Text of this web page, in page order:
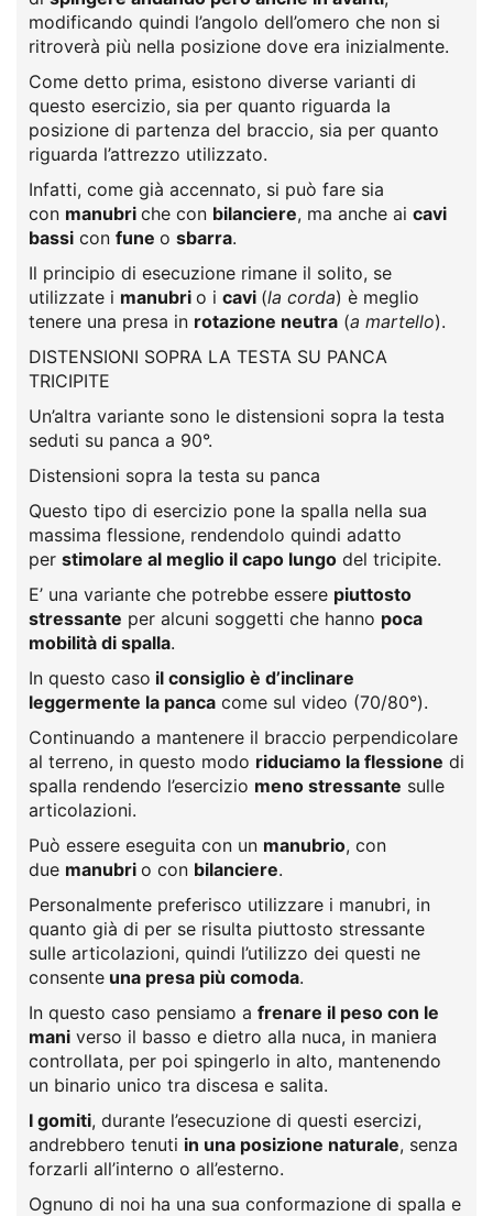
modificando quindi l’angolo dell’omero che non si
ritroverà più nella posizione dove era inizialmente.
Come detto prima, esistono diverse varianti di
questo esercizio, sia per quanto riguarda la
posizione di partenza del braccio, sia per quanto
riguarda l’attrezzo utilizzato.
Infatti, come già accennato, si può fare sia
con manubri che con bilanciere, ma anche ai cavi
bassi con fune o sbarra.
Il principio di esecuzione rimane il solito, se
utilizzate i manubri o i cavi (la corda) è meglio
tenere una presa in rotazione neutra (a martello).
DISTENSIONI SOPRA LA TESTA SU PANCA
TRICIPITE
Un’altra variante sono le distensioni sopra la testa
seduti su panca a 90°.
Distensioni sopra la testa su panca
Questo tipo di esercizio pone la spalla nella sua
massima flessione, rendendolo quindi adatto
per stimolare al meglio il capo lungo del tricipite.
E’ una variante che potrebbe essere piuttosto
stressante per alcuni soggetti che hanno poca
mobilità di spalla.
In questo caso il consiglio è d’inclinare
leggermente la panca come sul video (70/80°).
Continuando a mantenere il braccio perpendicolare
al terreno, in questo modo riduciamo la flessione di
spalla rendendo l’esercizio meno stressante sulle
articolazioni.
Può essere eseguita con un manubrio, con
due manubri o con bilanciere.
Personalmente preferisco utilizzare i manubri, in
quanto già di per se risulta piuttosto stressante
sulle articolazioni, quindi l’utilizzo dei questi ne
consente una presa più comoda.
In questo caso pensiamo a frenare il peso con le
mani verso il basso e dietro alla nuca, in maniera
controllata, per poi spingerlo in alto, mantenendo
un binario unico tra discesa e salita.
I gomiti, durante l’esecuzione di questi esercizi,
andrebbero tenuti in una posizione naturale, senza
forzarli all’interno o all’esterno.
Ognuno di noi ha una sua conformazione di spalla e